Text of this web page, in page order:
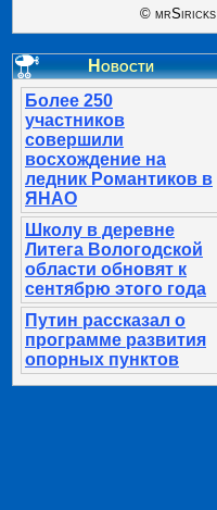
© mrSiricks
Новости
Более 250
участников
совершили
восхождение на
ледник Романтиков в
ЯНАО
Школу в деревне
Литега Вологодской
области обновят к
сентябрю этого года
Путин рассказал о
программе развития
опорных пунктов